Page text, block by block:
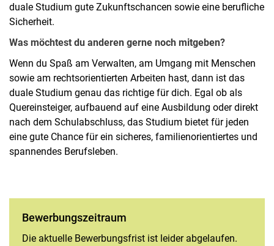
duale Studium gute Zukunftschancen sowie eine berufliche
Sicherheit.
Was möchtest du anderen gerne noch mitgeben?
Wenn du Spaß am Verwalten, am Umgang mit Menschen
sowie am rechtsorientierten Arbeiten hast, dann ist das
duale Studium genau das richtige für dich. Egal ob als
Quereinsteiger, aufbauend auf eine Ausbildung oder direkt
nach dem Schulabschluss, das Studium bietet für jeden
eine gute Chance für ein sicheres, familienorientiertes und
spannendes Berufsleben.
Be­wer­bungs­zeit­raum
Die aktuelle Bewerbungsfrist ist leider abgelaufen.